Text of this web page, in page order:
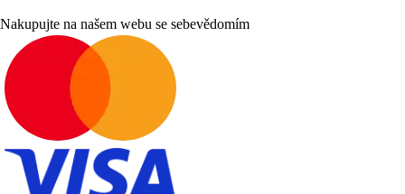
Nakupujte na našem webu se sebevědomím